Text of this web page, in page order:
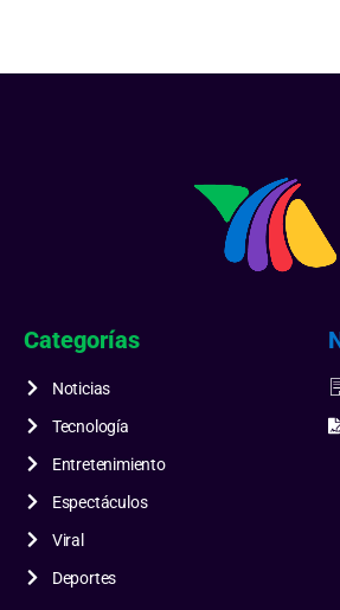
Categorías
Noticias
Tecnología
Entretenimiento
Espectáculos
Viral
Deportes